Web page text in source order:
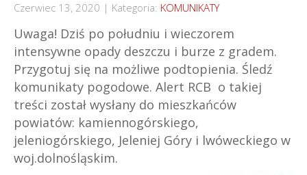
Czerwiec 13, 2020 Kategoria: KOMUNIKATY
Uwaga! Dziś po południu i wieczorem
intensywne opady deszczu i burze z gradem.
Przygotuj się na możliwe podtopienia. Śledź
komunikaty pogodowe. Alert RCB o takiej
treści został wysłany do mieszkańców
powiatów: kamiennogórskiego,
jeleniogórskiego, Jeleniej Góry i lwóweckiego w
woj.dolnośląskim.